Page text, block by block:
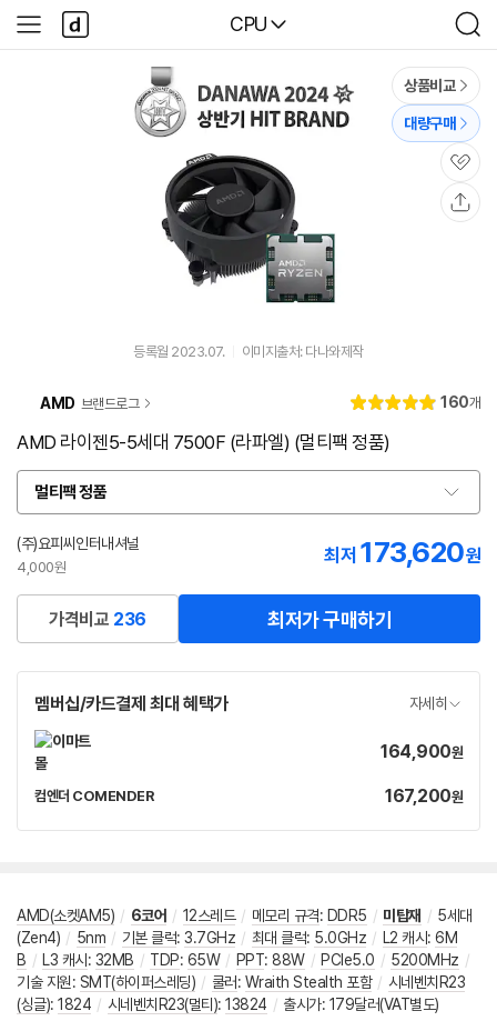
다나와
CPU
검
색
사
이
다
나
와
상품비교
대량구매
관
심
등록월 2023.07. 이미지출처: 다나와제작
AMD 브랜드로그
별
5.
리
160개
AMD 라이젠5-5세대 7500F (라파엘) (멀티팩 정품)
멀티팩 정품
옵
션
선
택
(주)요피씨인터내셔널
4,000원
최저 173,620원
가격비교 236 최저가 구매하기
멤버십/카드결제 최대 혜택가 자세히
가
164,900원
컴엔더 COMENDER네
가
167,200원
AMD(소켓AM5) / 6코어 / 12스레드 / 메모리 규격: DDR5 / 미탑재 / 5세대
(Zen4) / 5nm / 기본 클럭: 3.7GHz / 최대 클럭: 5.0GHz / L2 캐시: 6M
B / L3 캐시 : 32MB / TDP: 65W / PPT: 88W / PCIe5.0 / 5200MHz /
기술 지원: SMT(하이퍼스레딩) / 쿨러: Wraith Stealth 포함 / 시네벤치R23
(싱글): 1824 / 시네벤치R23(멀티): 13824 / 출시가: 179달러(VAT별도)